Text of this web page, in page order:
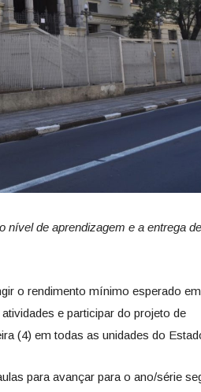
nível de aprendizagem e a entrega de
o rendimento mínimo esperado em
e participar do projeto de
(4) em todas as unidades do
para avançar para o ano/série